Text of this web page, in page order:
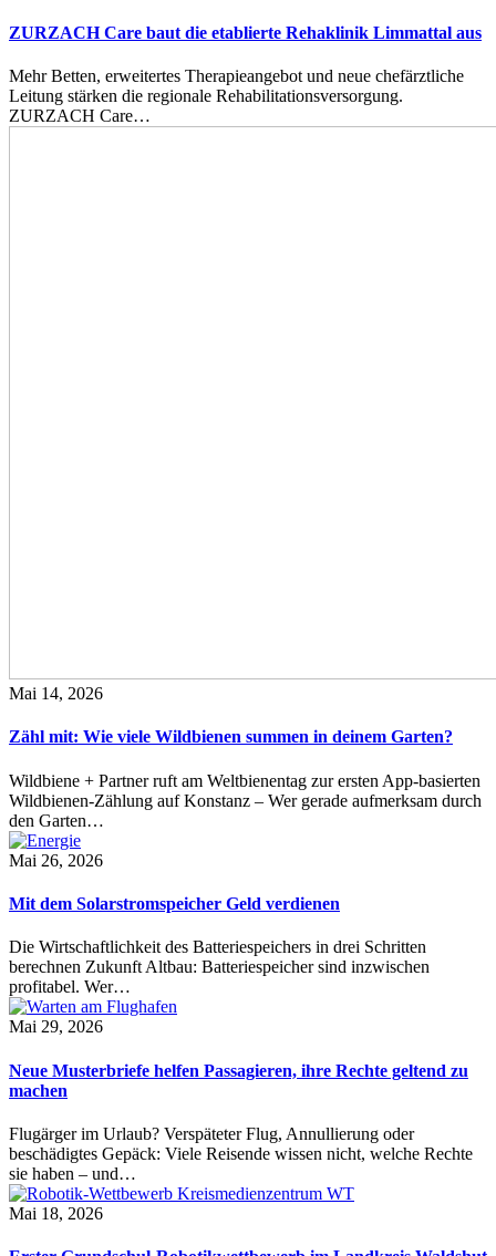
ZURZACH Care baut die etablierte Rehaklinik Limmattal aus
Mehr Betten, erweitertes Therapieangebot und neue chefärztliche
Leitung stärken die regionale Rehabilitationsversorgung.
ZURZACH Care…
Mai 14, 2026
Zähl mit: Wie viele Wildbienen summen in deinem Garten?
Wildbiene + Partner ruft am Weltbienentag zur ersten App-basierten
Wildbienen-Zählung auf Konstanz – Wer gerade aufmerksam durch
den Garten…
Mai 26, 2026
Mit dem Solarstromspeicher Geld verdienen
Die Wirtschaftlichkeit des Batteriespeichers in drei Schritten
berechnen Zukunft Altbau: Batteriespeicher sind inzwischen
profitabel. Wer…
Mai 29, 2026
Neue Musterbriefe helfen Passagieren, ihre Rechte geltend zu
machen
Flugärger im Urlaub? Verspäteter Flug, Annullierung oder
beschädigtes Gepäck: Viele Reisende wissen nicht, welche Rechte
sie haben – und…
Mai 18, 2026